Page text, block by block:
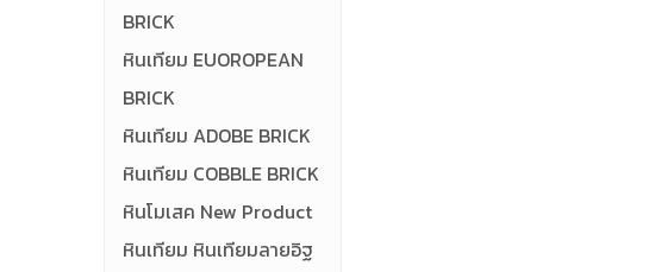
BRICK
หินเทียม EUOROPEAN
BRICK
หินเทียม ADOBE BRICK
หินเทียม COBBLE BRICK
หินโมเสค New Product
หินเทียม หินเทียมลายอิฐ